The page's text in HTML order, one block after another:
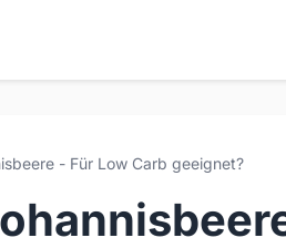
- Für Low Carb geeignet?